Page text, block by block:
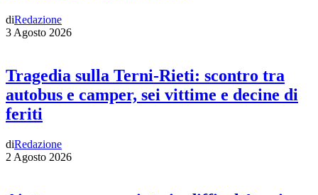
diRedazione
3 Agosto 2026
Tragedia sulla Terni-Rieti: scontro tra
autobus e camper, sei vittime e decine di
feriti
diRedazione
2 Agosto 2026